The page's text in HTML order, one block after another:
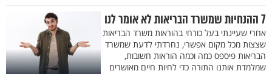
7 ההנחיות שמשרד הבריאות לא אומר לנו
אחרי שעיינתי בעל כורחי בהוראות משרד הבריאות
שצצות מכל מקום אפשרי, נחרדתי לדעת שמשרד
הבריאות פיספס כמה וכמה הוראות חשובות,
שמלמדת אותנו התורה כדי לחיות חיים מאושרים